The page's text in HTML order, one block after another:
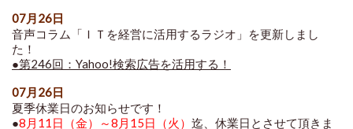
07月26日
音声コラム「ＩＴを経営に活用するラジオ」を更新しまし
た！
●第246回：Yahoo!検索広告を活用する！
07月26日
夏季休業日のお知らせです！
●8月11日（金）～8月15日（火） 迄、休業日とさせて頂きま